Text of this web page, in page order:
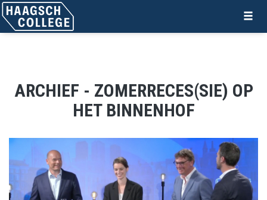
ARCHIEF - ZOMERRECES(SIE) OP
HET BINNENHOF